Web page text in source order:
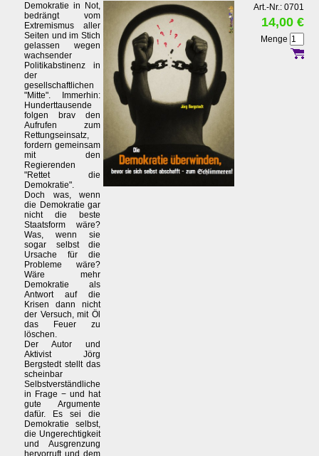
Demokratie in Not,
bedrängt vom
Extremismus aller
Seiten und im Stich
gelassen wegen
wachsender
Politikabstinenz in
der
gesellschaftlichen
"Mitte". Immerhin:
Hunderttausende
folgen brav den
Aufrufen zum
Rettungseinsatz,
fordern gemeinsam
mit den
Regierenden
"Rettet die
Demokratie".
Doch was, wenn
die Demokratie gar
nicht die beste
Staatsform wäre?
Was, wenn sie
sogar selbst die
Ursache für die
Probleme wäre?
Wäre mehr
Demokratie als
Antwort auf die
Krisen dann nicht
der Versuch, mit Öl
das Feuer zu
löschen.
Der Autor und
Aktivist Jörg
Bergstedt stellt das
scheinbar
Selbstverständliche
in Frage − und hat
gute Argumente
dafür. Es sei die
Demokratie selbst,
die Ungerechtigkeit
und Ausgrenzung
hervorruft und dem
Art.-Nr.: 0701
14,00 €
Menge